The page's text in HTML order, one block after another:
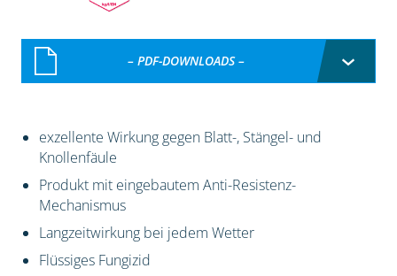
– PDF-DOWNLOADS –
exzellente Wirkung gegen Blatt-, Stängel- und
Knollenfäule
Produkt mit eingebautem Anti-Resistenz-
Mechanismus
Langzeitwirkung bei jedem Wetter
Flüssiges Fungizid